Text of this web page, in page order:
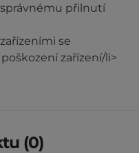
přilnutí
se
zařízení/li>
(0)